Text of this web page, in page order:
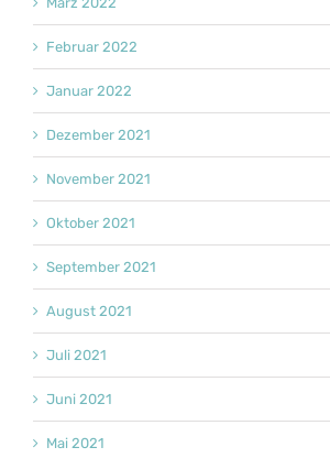
Februar 2022
Januar 2022
Dezember 2021
November 2021
Oktober 2021
September 2021
August 2021
Juli 2021
Juni 2021
Mai 2021